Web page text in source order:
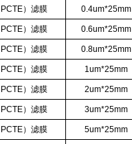
PCTE）滤膜 0.4um*25mm
PCTE）滤膜 0.6um*25mm
PCTE）滤膜 0.8um*25mm
PCTE）滤膜 1um*25mm
PCTE）滤膜 2um*25mm
PCTE）滤膜 3um*25mm
PCTE）滤膜 5um*25mm